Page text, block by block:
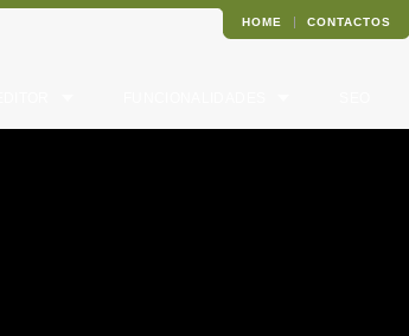
HOME CONTACTOS